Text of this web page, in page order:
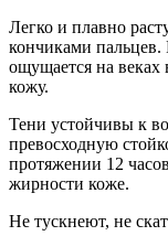
Легко и плавно
кончиками
ощущается на веках
кожу.
Тени устойчивы к
превосходную
протяжении 12
жирности коже.
Не тускнеют, не